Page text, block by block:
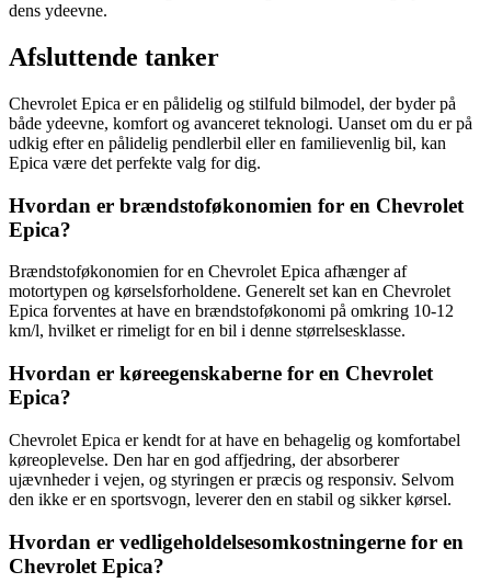
dens ydeevne.
Afsluttende tanker
Chevrolet Epica er en pålidelig og stilfuld bilmodel, der byder på
både ydeevne, komfort og avanceret teknologi. Uanset om du er på
udkig efter en pålidelig pendlerbil eller en familievenlig bil, kan
Epica være det perfekte valg for dig.
Hvordan er brændstoføkonomien for en Chevrolet
Epica?
Brændstoføkonomien for en Chevrolet Epica afhænger af
motortypen og kørselsforholdene. Generelt set kan en Chevrolet
Epica forventes at have en brændstoføkonomi på omkring 10-12
km/l, hvilket er rimeligt for en bil i denne størrelsesklasse.
Hvordan er køreegenskaberne for en Chevrolet
Epica?
Chevrolet Epica er kendt for at have en behagelig og komfortabel
køreoplevelse. Den har en god affjedring, der absorberer
ujævnheder i vejen, og styringen er præcis og responsiv. Selvom
den ikke er en sportsvogn, leverer den en stabil og sikker kørsel.
Hvordan er vedligeholdelsesomkostningerne for en
Chevrolet Epica?